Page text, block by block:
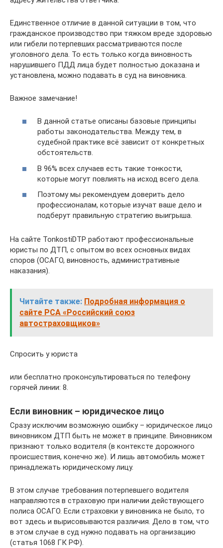
Единственное отличие в данной ситуации в том, что
гражданское производство при тяжком вреде здоровью
или гибели потерпевших рассматриваются после
уголовного дела. То есть только когда виновность
нарушившего ПДД лица будет полностью доказана и
установлена, можно подавать в суд на виновника.
Важное замечание!
В данной статье описаны базовые принципы
работы законодательства. Между тем, в
судебной практике всё зависит от конкретных
обстоятельств.
В 96% всех случаев есть такие тонкости,
которые могут повлиять на исход всего дела.
Поэтому мы рекомендуем доверить дело
профессионалам, которые изучат ваше дело и
подберут правильную стратегию выигрыша.
На сайте TonkostiDTP работают профессиональные
юристы по ДТП, с опытом во всех основных видах
споров (ОСАГО, виновность, административные
наказания).
Читайте также: Подробная информация о
сайте РСА «Российский союз
автостраховщиков»
Спросить у юриста
или бесплатно проконсультироваться по телефону
горячей линии: 8.
Если виновник – юридическое лицо
Сразу исключим возможную ошибку – юридическое лицо
виновником ДТП быть не может в принципе. Виновником
признают только водителя (в контексте дорожного
происшествия, конечно же). И лишь автомобиль может
принадлежать юридическому лицу.
В этом случае требования потерпевшего водителя
направляются в страховую при наличии действующего
полиса ОСАГО. Если страховки у виновника не было, то
вот здесь и вырисовываются различия. Дело в том, что
в этом случае в суд нужно подавать на организацию
(статья 1068 ГК РФ).